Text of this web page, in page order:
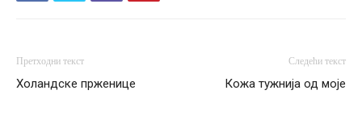
Претходни текст
Холандске прженице
Следећи текст
Кожа тужнија од моје